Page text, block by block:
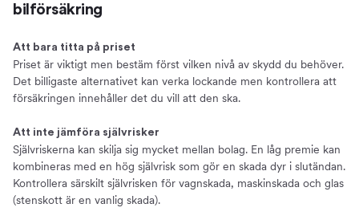
bilförsäkring
Att bara titta på priset
Priset är viktigt men bestäm först vilken nivå av skydd du behöver.
Det billigaste alternativet kan verka lockande men kontrollera att
försäkringen innehåller det du vill att den ska.
Att inte jämföra självrisker
Självriskerna kan skilja sig mycket mellan bolag. En låg premie kan
kombineras med en hög självrisk som gör en skada dyr i slutändan.
Kontrollera särskilt självrisken för vagnskada, maskinskada och glas
(stenskott är en vanlig skada).